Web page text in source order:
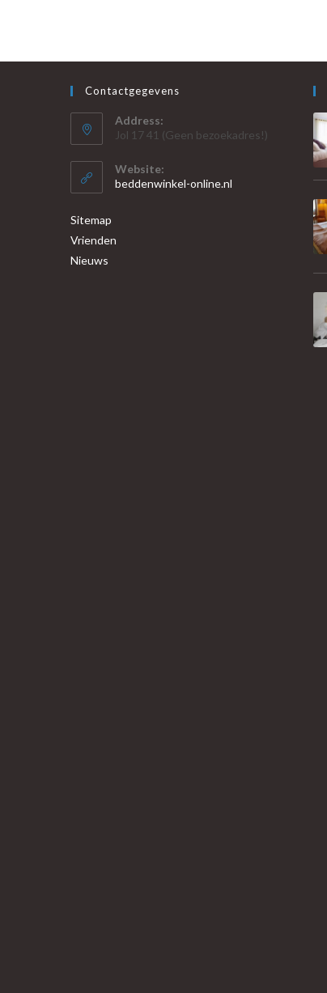
Contactgegevens
Address:
Jol 17 41 (Geen bezoekadres!)
Website:
beddenwinkel-online.nl
Sitemap
Vrienden
Nieuws